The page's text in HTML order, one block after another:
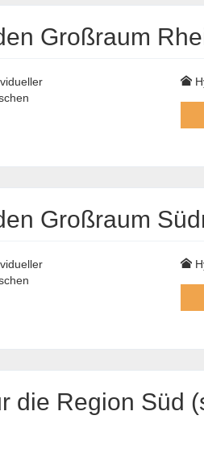
Großraum
Großraum
die Region Süd